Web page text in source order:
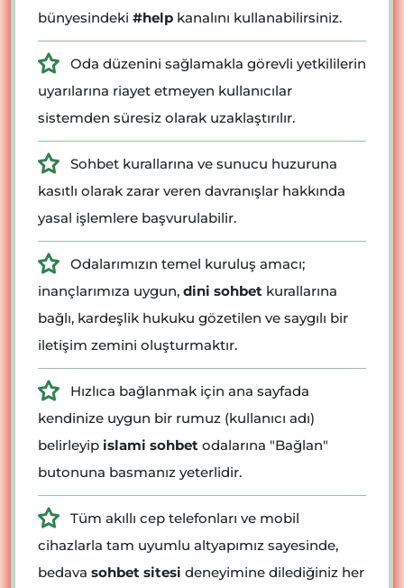
bünyesindeki #help kanalını kullanabilirsiniz.
Oda düzenini sağlamakla görevli yetkililerin
uyarılarına riayet etmeyen kullanıcılar
sistemden süresiz olarak uzaklaştırılır.
Sohbet kurallarına ve sunucu huzuruna
kasıtlı olarak zarar veren davranışlar hakkında
yasal işlemlere başvurulabilir.
Odalarımızın temel kuruluş amacı;
inançlarımıza uygun, dini sohbet kurallarına
bağlı, kardeşlik hukuku gözetilen ve saygılı bir
iletişim zemini oluşturmaktır.
Hızlıca bağlanmak için ana sayfada
kendinize uygun bir rumuz (kullanıcı adı)
belirleyip islami sohbet odalarına "Bağlan"
butonuna basmanız yeterlidir.
Tüm akıllı cep telefonları ve mobil
cihazlarla tam uyumlu altyapımız sayesinde,
bedava sohbet sitesi deneyimine dilediğiniz her